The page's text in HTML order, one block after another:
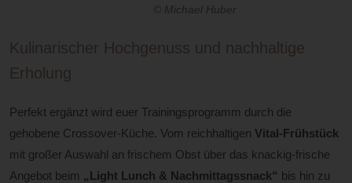
© Michael Huber
Kulinarischer Hochgenuss und nachhaltige
Erholung
Perfekt ergänzt wird euer Trainingsprogramm durch die
gehobene Crossover-Küche. Vom reichhaltigen Vital-Frühstück
mit großer Auswahl an frischem Obst über das knackig-frische
Angebot beim „Light Lunch & Nachmittagssnack“ bis hin zu